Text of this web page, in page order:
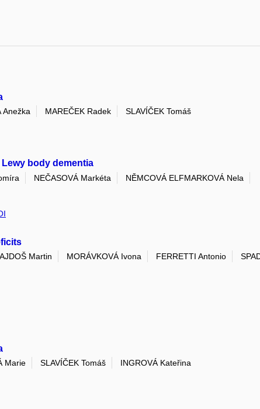
Anežka MAREČEK Radek
SLAVÍČEK Tomáš
body dementia
NEČASOVÁ Markéta
NĚMCOVÁ ELFMARKOVÁ Nela
Martin MORÁVKOVÁ Ivona FERRETTI Antonio
Marie SLAVÍČEK Tomáš
INGROVÁ Kateřina